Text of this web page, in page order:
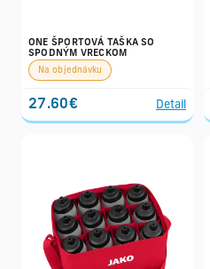
ONE ŠPORTOVÁ TAŠKA SO
SPODNÝM VRECKOM
Na objednávku
27.60€ Detail